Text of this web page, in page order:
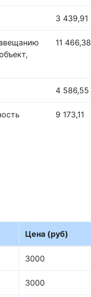
3 439,91
11 466,38
4 586,55
9 173,11
Цена (руб)
3000
3000